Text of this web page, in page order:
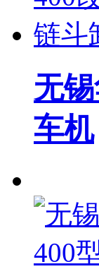
无
车机